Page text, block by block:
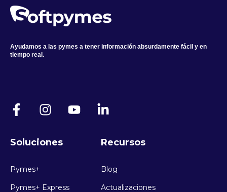
Ayudamos a las pymes a tener información absurdamente fácil y en
tiempo real.
Soluciones
Pymes+
Pymes+ Express
Recursos
Blog
Actualizaciones